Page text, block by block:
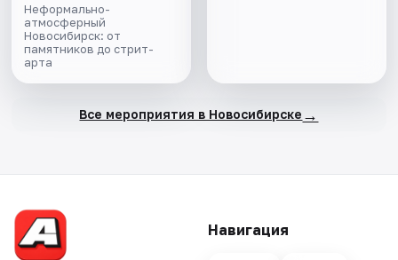
Неформально-
атмосферный
Новосибирск: от
памятников до стрит-
арта
Все мероприятия в Новосибирске →
Навигация